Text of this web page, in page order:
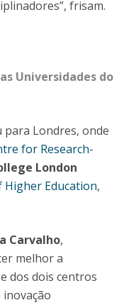
frisam.
Universidades do
para Londres, onde
for Research-
London
Education,
Carvalho,
melhor a
dos dois centros